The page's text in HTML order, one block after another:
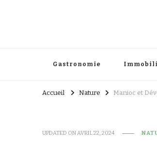
Gastronomie
Accueil Nature Manioc et
UPDATED ONAVRIL 22, 2024